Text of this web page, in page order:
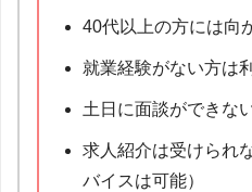
40代以上の方には向
就業経験がない方は
土日に面談ができな
求人紹介は受けられ
バイスは可能）